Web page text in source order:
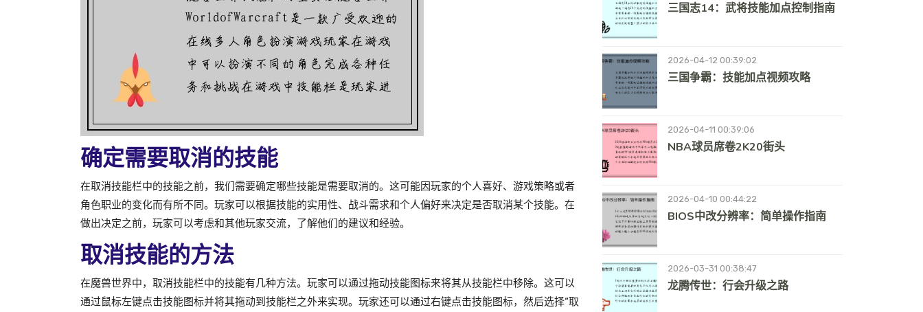
确定需要取消的技能
在取消技能栏中的技能之前，我们需要确定哪些技能是需要取消的。这可能因玩家的个人喜好、游戏策略或者
角色职业的变化而有所不同。玩家可以根据技能的实用性、战斗需求和个人偏好来决定是否取消某个技能。在
做出决定之前，玩家可以考虑和其他玩家交流，了解他们的建议和经验。
取消技能的方法
在魔兽世界中，取消技能栏中的技能有几种方法。玩家可以通过拖动技能图标来将其从技能栏中移除。这可以
通过鼠标左键点击技能图标并将其拖动到技能栏之外来实现。玩家还可以通过右键点击技能图标，然后选择“取
三国志14：武将技能加点控制指南
2026-04-12 00:39:02
三国争霸：技能加点视频攻略
2026-04-11 00:39:06
NBA球员席卷2K20街头
2026-04-10 00:44:22
BIOS中改分辨率：简单操作指南
2026-03-31 00:38:47
龙腾传世：行会升级之路